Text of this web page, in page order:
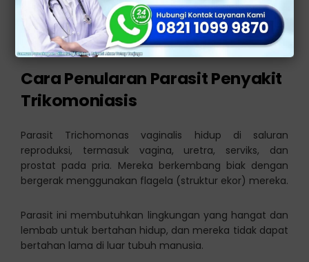
Meskipun Trikomoniasis lebih umum pada wanita, pria
juga dapat terinfeksi dan menjadi pembawa parasit
tanpa menunjukkan gejala yang jelas.
Cara Penularan Parasit Penyakit
Trikomoniasis
Parasit Trichomonas vaginalis hidup di saluran
reproduksi, termasuk vagina, uretra, serviks, dan
prostat pada pria. Mereka berkembang biak dengan
bergerak menggunakan flagela (struktur ekor) mereka.
Parasit ini membutuhkan lingkungan yang hangat dan
lembab untuk bertahan hidup, dan mereka tidak dapat
bertahan lama di luar tubuh manusia.